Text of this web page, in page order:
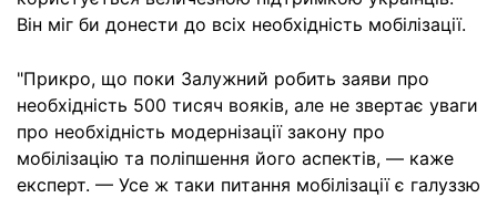
Він міг би донести до всіх необхідність мобілізації.
"Прикро, що поки Залужний робить заяви про
необхідність 500 тисяч вояків, але не звертає уваги
про необхідність модернізації закону про
мобілізацію та поліпшення його аспектів, — каже
експерт. — Усе ж таки питання мобілізації є галуззю